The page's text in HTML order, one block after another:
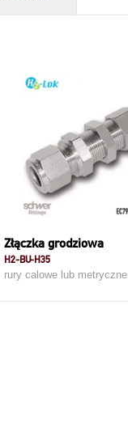
Złączka grodziowa
H2-BU-H35
rury calowe lub metryczne